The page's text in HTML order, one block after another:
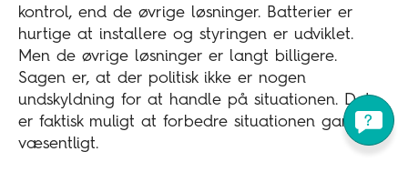
kontrol, end de øvrige løsninger. Batterier er
hurtige at installere og styringen er udviklet.
Men de øvrige løsninger er langt billigere.
Sagen er, at der politisk ikke er nogen
undskyldning for at handle på situationen. Det
er faktisk muligt at forbedre situationen ganske
væsentligt.